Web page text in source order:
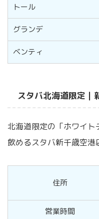
トール
グランデ
ベンティ
スタバ北海道限定｜
北海道限定の「ホワイ
飲めるスタバ新千歳空港
住所
営業時間